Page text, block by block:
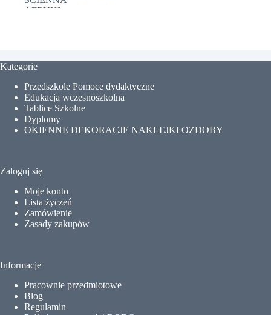
Kategorie
Przedszkole Pomoce dydaktyczne
Edukacja wczesnoszkolna
Tablice Szkolne
Dyplomy
OKIENNE DEKORACJE NAKLEJKI OZDOBY
Zaloguj się
Moje konto
Lista życzeń
Zamówienie
Zasady zakupów
Informacje
Pracownie przedmiotowe
Blog
Regulamin